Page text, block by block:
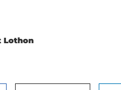
Lothon